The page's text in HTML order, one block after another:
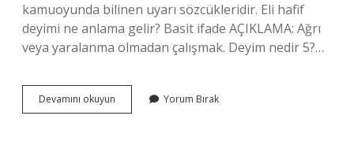
kamuoyunda bilinen uyarı sözcükleridir. Eli hafif
deyimi ne anlama gelir? Basit ifade AÇIKLAMA: Ağrı
veya yaralanma olmadan çalışmak. Deyim nedir 5?…
Devamını okuyun
Almak
Yorum Bırak